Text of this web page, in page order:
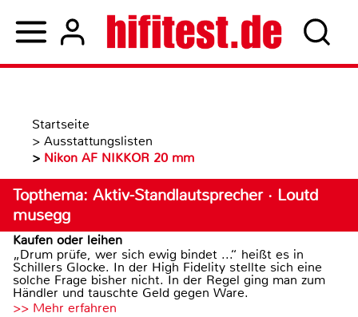
Startseite
> Ausstattungslisten
> Nikon AF NIKKOR 20 mm
Topthema: Aktiv-Standlautsprecher · Loutd
musegg
Kaufen oder leihen
„Drum prüfe, wer sich ewig bindet ...“ heißt es in
Schillers Glocke. In der High Fidelity stellte sich eine
solche Frage bisher nicht. In der Regel ging man zum
Händler und tauschte Geld gegen Ware.
>> Mehr erfahren